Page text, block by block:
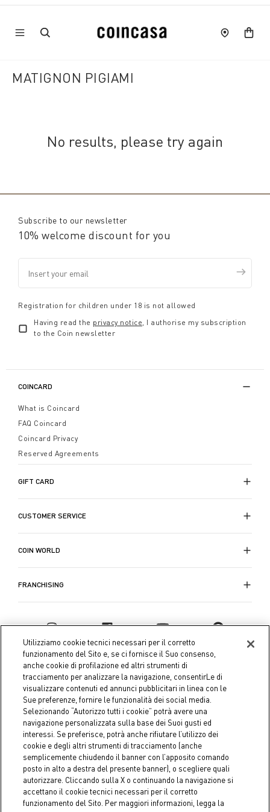
MATIGNON PIGIAMI
No results, please try again
Subscribe to our newsletter
10% welcome discount for you
Registration for children under 18 is not allowed
Having read the privacy notice, I authorise my subscription
to the Coin newsletter
COINCARD
What is Coincard
FAQ Coincard
Coincard Privacy
Reserved Agreements
GIFT CARD
CUSTOMER SERVICE
COIN WORLD
FRANCHISING
Coin S.p.A. Tax code / VAT number 04391480276, share capital
€ 10.000.000,00 fully paid up
Company data Cookie Policy Privacy Policy
Legal
Notice
Utilizziamo cookie tecnici necessari per il corretto
funzionamento del Sito e, se ci fornisce il Suo consenso,
anche cookie di profilazione ed altri strumenti di
tracciamento per analizzare la navigazione, consentirLe di
visualizzare contenuti ed annunci pubblicitari in linea con le
Sue preferenze, fornire le funzionalità dei social media.
Selezionando “Autorizzo tutti i cookie” potrà avere una
navigazione personalizzata sulla base dei Suoi gusti ed
interessi. Se preferisce, potrà anche rifiutare l’utilizzo dei
cookie e degli altri strumenti di tracciamento (anche
semplicemente chiudendo il banner con l’apposito comando
posto in alto a destra del presente banner), o scegliere quali
autorizzare. Cliccando sulla X o continuando la navigazione si
accettano il cookie tecnici necessari per il corretto
funzionamento del Sito. Per maggiori informazioni, legga la